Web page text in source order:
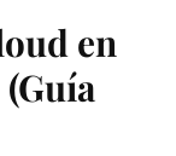
en